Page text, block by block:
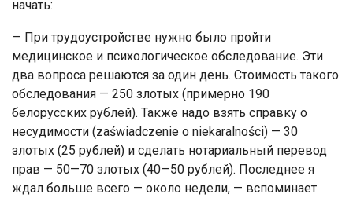
начать:
— При трудоустройстве нужно было пройти
медицинское и психологическое обследование. Эти
два вопроса решаются за один день. Стоимость такого
обследования — 250 злотых (примерно 190
белорусских рублей). Также надо взять справку о
несудимости (zaświadczenie o niekaralności) — 30
злотых (25 рублей) и сделать нотариальный перевод
прав — 50—70 злотых (40—50 рублей). Последнее я
ждал больше всего — около недели, — вспоминает